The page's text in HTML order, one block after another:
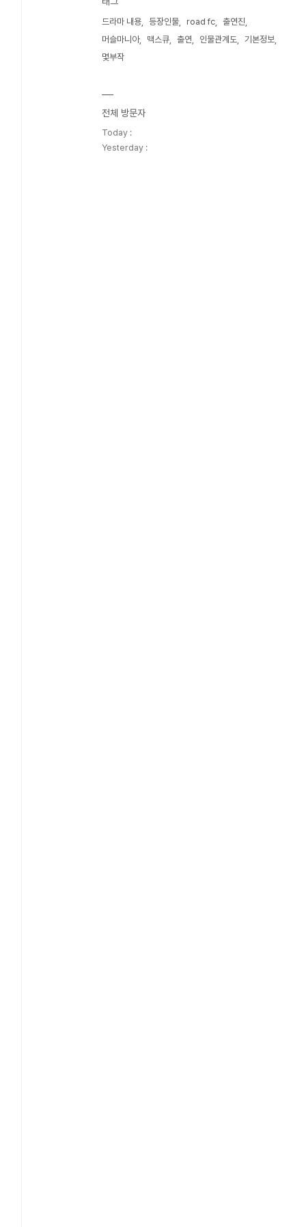
드라마 내용 등장인물 road fc
출연진
머슬마니아
맥스큐 출연 인물관계도
기본정보
몇부작
전체 방문자
Today :
Yesterday :